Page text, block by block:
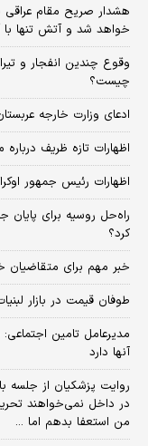
هشدار صریح مقام عراقی
خواهد شد و آتش تنها
وقوع چندین انفجار و
چیست؟
ادعای وزارت خارجه
اظهارات تازه ظریف درباره
اظهارات رئیس جمهور
راه‌حل روسیه برای پایان
کرد؟
خبر مهم برای متقاضیان خرید
طوفان قیمت در بازار
مدیرعامل تامین
آنها دارد
روایت پزشکیان از جلسه
در داخل نمی‌خواهند
من استعفا بدهم اما ...